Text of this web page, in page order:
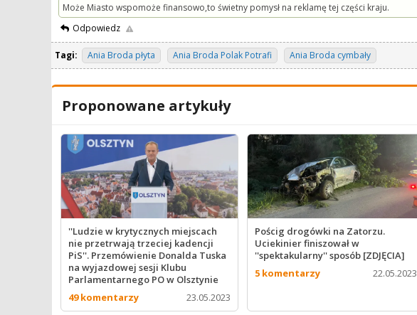
Może Miasto wspomoże finansowo,to świetny pomysł na reklamę tej części kraju.
Odpowiedz
Tagi: Ania Broda płyta Ania Broda Polak Potrafi Ania Broda cymbały
Proponowane artykuły
''Ludzie w krytycznych miejscach
nie przetrwają trzeciej kadencji
PiS''. Przemówienie Donalda Tuska
na wyjazdowej sesji Klubu
Parlamentarnego PO w Olsztynie
49 komentarzy
23.05.2023
Pościg drogówki na Zatorzu.
Uciekinier finiszował w
''spektakularny'' sposób [ZDJĘCIA]
5 komentarzy
22.05.2023